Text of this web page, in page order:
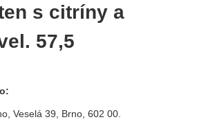
s citríny a
57,5
Veselá 39, Brno, 602 00.